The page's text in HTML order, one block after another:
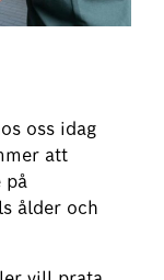
oss idag
att
på
ålder och